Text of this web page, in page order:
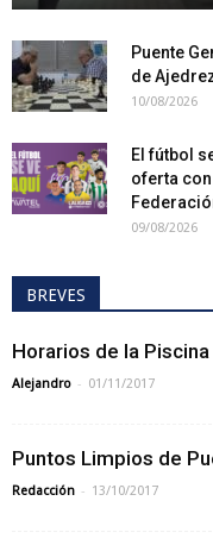
Puente
de
10/08/2026
El fútbol
oferta
09/08/2026
BREVES
Horarios de la
Alejandro - 01/11/2017
Puntos Limpios de
Redacción - 13/10/2017